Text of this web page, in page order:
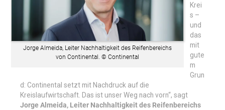
Jorge Almeida, Leiter Nachhaltigkeit des Reifenbereichs
von Continental. © Continental
Krei
s –
und
das
mit
gute
m
Grun
d: Continental setzt mit Nachdruck auf die
Kreislaufwirtschaft. Das ist unser Weg nach vorn“, sagt
Jorge Almeida, Leiter Nachhaltigkeit des Reifenbereichs